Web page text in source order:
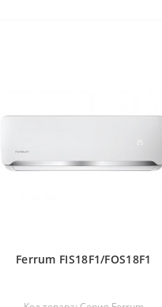
Ferrum FIS18F1/FOS18F1